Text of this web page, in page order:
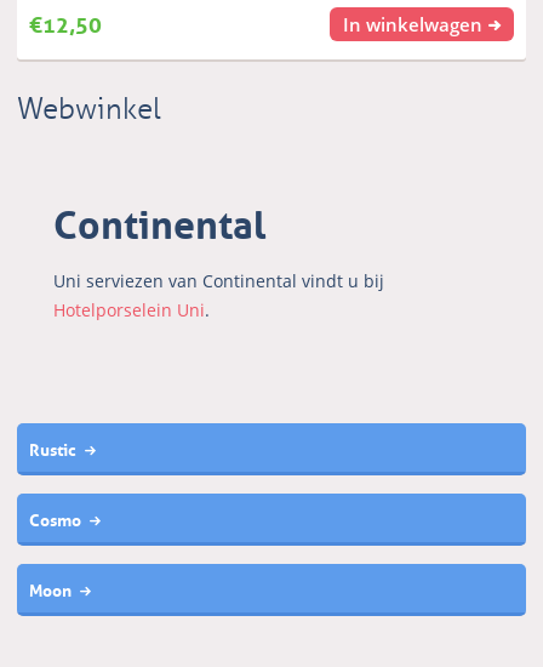
€12,50 In winkelwagen
Webwinkel
Continental
Uni serviezen van Continental vindt u bij
Hotelporselein Uni.
Rustic
Cosmo
Moon